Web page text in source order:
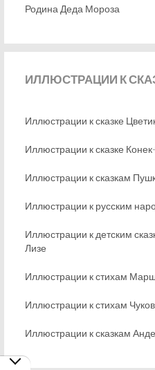
Родина Деда Мороза
ИЛЛЮСТРАЦИИ К
Иллюстрации к сказке
Иллюстрации к сказке
Иллюстрации к сказкам
Иллюстрации к русским
Иллюстрации к детским
Лизе
Иллюстрации к стихам
Иллюстрации к стихам
Иллюстрации к сказкам